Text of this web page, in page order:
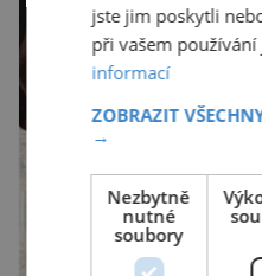
jste jim poskytli
při vašem
informací
ZOBRAZIT
→
Nezbytně
nutné
soubory